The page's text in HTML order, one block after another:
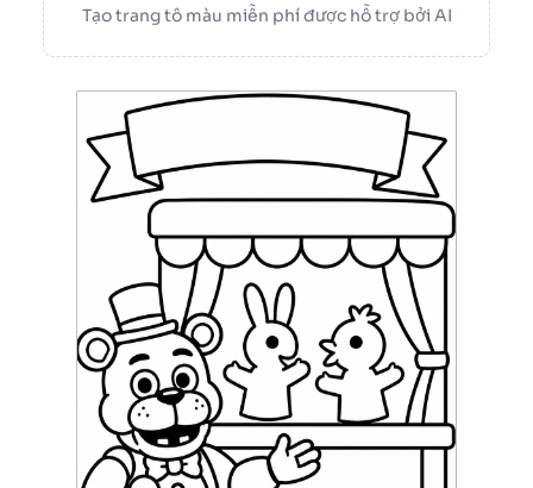
Tạo trang tô màu miễn phí được hỗ trợ bởi AI